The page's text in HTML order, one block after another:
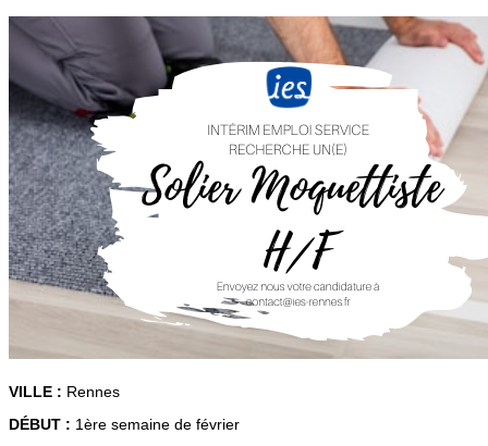
VILLE : Rennes
DÉBUT : 1ère semaine de février